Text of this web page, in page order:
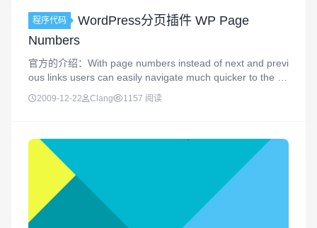
程序代码
WordPress分页插件 WP Page
Numbers
官方的介绍：With page numbers instead of next and previ
ous links users can easily navigate much quicker to the pa
2009-12-22 Clang 1157 阅读